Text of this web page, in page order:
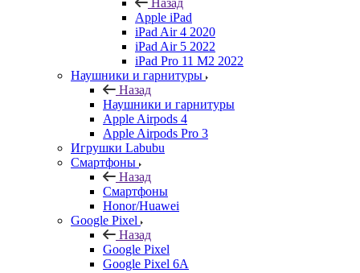
Назад
Apple iPad
iPad Air 4 2020
iPad Air 5 2022
iPad Pro 11 M2 2022
Наушники и гарнитуры
Назад
Наушники и гарнитуры
Apple Airpods 4
Apple Airpods Pro 3
Игрушки Labubu
Смартфоны
Назад
Смартфоны
Honor/Huawei
Google Pixel
Назад
Google Pixel
Google Pixel 6A